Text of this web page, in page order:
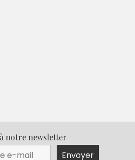
notre newsletter